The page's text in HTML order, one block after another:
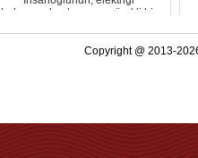
bulmasından bu yana sürekli bir
Copyright @ 2013-